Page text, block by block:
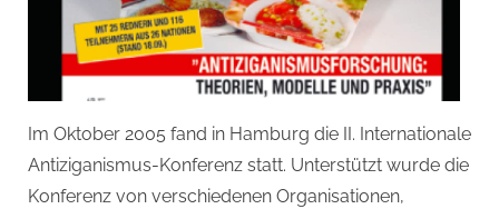
Im Oktober 2005 fand in Hamburg die II. Internationale
Antiziganismus-Konferenz statt. Unterstützt wurde die
Konferenz von verschiedenen Organisationen,